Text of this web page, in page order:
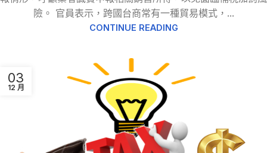
險。 官員表示，跨國台商常有一種貿易模式，...
CONTINUE READING
03
12 月